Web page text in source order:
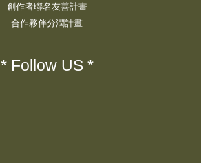
創作者聯名友善計畫
合作夥伴分潤計畫
* Follow US *